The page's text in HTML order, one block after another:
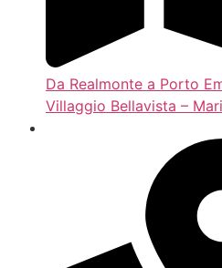
Da Realmonte a Porto
Villaggio Bellavista –